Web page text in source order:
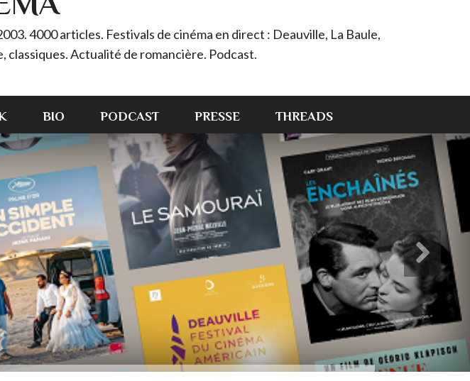
4000 articles. Festivals de cinéma en direct : Deauville, La Baule,
classiques. Actualité de romancière. Podcast.
BIO PODCAST PRESSE THREADS